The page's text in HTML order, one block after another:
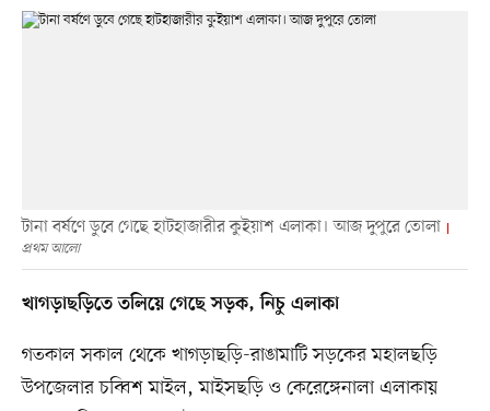
টানা বর্ষণে ডুবে গেছে হাটহাজারীর কুইয়াশ এলাকা। আজ দুপুরে তোলা
প্রথম আলো
খাগড়াছড়িতে তলিয়ে গেছে সড়ক, নিচু এলাকা
গতকাল সকাল থেকে খাগড়াছড়ি-রাঙামাটি সড়কের মহালছড়ি
উপজেলার চব্বিশ মাইল, মাইসছড়ি ও কেরেঙ্গেনালা এলাকায়